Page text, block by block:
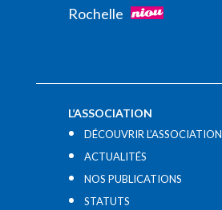
Rochelle
L’ASSOCIATION
DÉCOUVRIR L’ASSOCIATION
ACTUALITÉS
NOS PUBLICATIONS
STATUTS